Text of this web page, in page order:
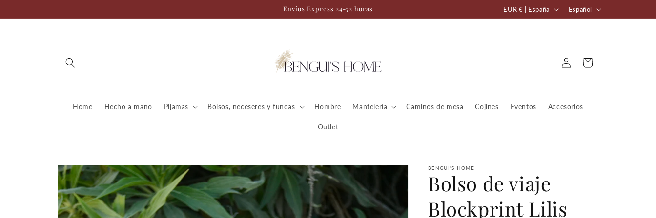
al contenido
Envíos Express 24-72 horas
P
a
g
EUR € | España
d
m
Español
Home Hecho a mano Pijamas Bolsos, neceseres y fundas Hombre Mantelería Caminos de mesa Cojines Eventos Accesorios
Outlet
Iniciar
sesión
Carrito
directamente
a la
información
del producto
BENGUI'S HOME
Bolso de viaje
Blockprint Lilis